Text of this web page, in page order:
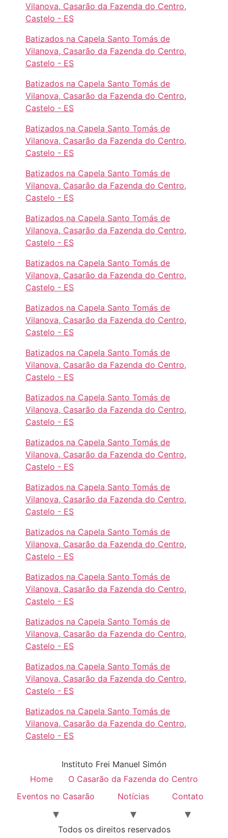
Vilanova, Casarão da Fazenda do Centro,
Castelo - ES
Batizados na Capela Santo Tomás de
Vilanova, Casarão da Fazenda do Centro,
Castelo - ES
Batizados na Capela Santo Tomás de
Vilanova, Casarão da Fazenda do Centro,
Castelo - ES
Batizados na Capela Santo Tomás de
Vilanova, Casarão da Fazenda do Centro,
Castelo - ES
Batizados na Capela Santo Tomás de
Vilanova, Casarão da Fazenda do Centro,
Castelo - ES
Batizados na Capela Santo Tomás de
Vilanova, Casarão da Fazenda do Centro,
Castelo - ES
Batizados na Capela Santo Tomás de
Vilanova, Casarão da Fazenda do Centro,
Castelo - ES
Batizados na Capela Santo Tomás de
Vilanova, Casarão da Fazenda do Centro,
Castelo - ES
Batizados na Capela Santo Tomás de
Vilanova, Casarão da Fazenda do Centro,
Castelo - ES
Batizados na Capela Santo Tomás de
Vilanova, Casarão da Fazenda do Centro,
Castelo - ES
Batizados na Capela Santo Tomás de
Vilanova, Casarão da Fazenda do Centro,
Castelo - ES
Batizados na Capela Santo Tomás de
Vilanova, Casarão da Fazenda do Centro,
Castelo - ES
Batizados na Capela Santo Tomás de
Vilanova, Casarão da Fazenda do Centro,
Castelo - ES
Batizados na Capela Santo Tomás de
Vilanova, Casarão da Fazenda do Centro,
Castelo - ES
Batizados na Capela Santo Tomás de
Vilanova, Casarão da Fazenda do Centro,
Castelo - ES
Batizados na Capela Santo Tomás de
Vilanova, Casarão da Fazenda do Centro,
Castelo - ES
Batizados na Capela Santo Tomás de
Vilanova, Casarão da Fazenda do Centro,
Castelo - ES
Instituto Frei Manuel Simón
Home
O Casarão da Fazenda do Centro
Eventos no Casarão
Notícias Contato
Todos os direitos reservados